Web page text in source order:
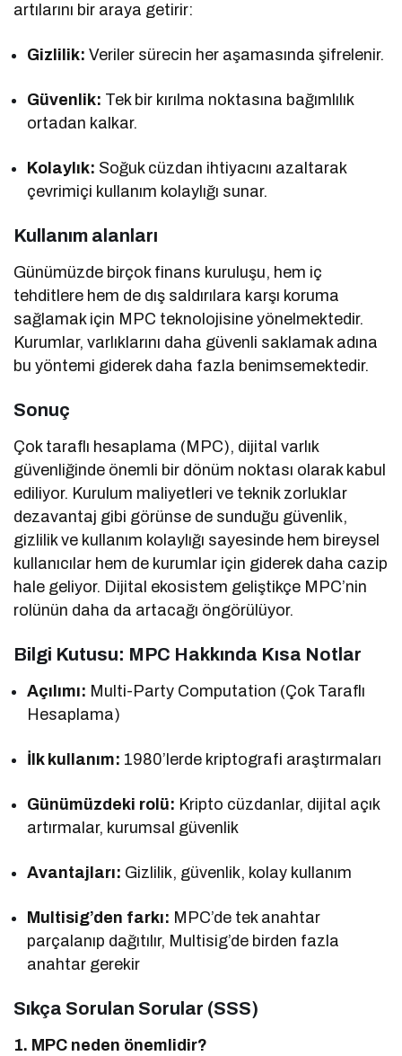
artılarını bir araya getirir:
Gizlilik: Veriler sürecin her aşamasında şifrelenir.
Güvenlik: Tek bir kırılma noktasına bağımlılık
ortadan kalkar.
Kolaylık: Soğuk cüzdan ihtiyacını azaltarak
çevrimiçi kullanım kolaylığı sunar.
Kullanım alanları
Günümüzde birçok finans kuruluşu, hem iç
tehditlere hem de dış saldırılara karşı koruma
sağlamak için MPC teknolojisine yönelmektedir.
Kurumlar, varlıklarını daha güvenli saklamak adına
bu yöntemi giderek daha fazla benimsemektedir.
Sonuç
Çok taraflı hesaplama (MPC), dijital varlık
güvenliğinde önemli bir dönüm noktası olarak kabul
ediliyor. Kurulum maliyetleri ve teknik zorluklar
dezavantaj gibi görünse de sunduğu güvenlik,
gizlilik ve kullanım kolaylığı sayesinde hem bireysel
kullanıcılar hem de kurumlar için giderek daha cazip
hale geliyor. Dijital ekosistem geliştikçe MPC’nin
rolünün daha da artacağı öngörülüyor.
Bilgi Kutusu: MPC Hakkında Kısa Notlar
Açılımı: Multi-Party Computation (Çok Taraflı
Hesaplama)
İlk kullanım: 1980’lerde kriptografi araştırmaları
Günümüzdeki rolü: Kripto cüzdanlar, dijital açık
artırmalar, kurumsal güvenlik
Avantajları: Gizlilik, güvenlik, kolay kullanım
Multisig’den farkı: MPC’de tek anahtar
parçalanıp dağıtılır, Multisig’de birden fazla
anahtar gerekir
Sıkça Sorulan Sorular (SSS)
1. MPC neden önemlidir?